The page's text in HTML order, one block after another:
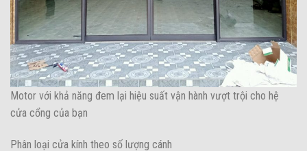
Motor với khả năng đem lại hiệu suất vận hành vượt trội cho hệ
cửa cổng của bạn
Phân loại cửa kính theo số lượng cánh